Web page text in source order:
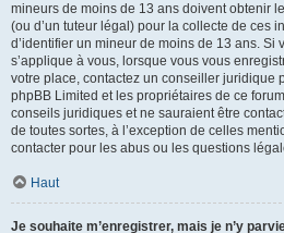
mineurs de moins de 13 ans doivent obtenir
(ou d’un tuteur légal) pour la collecte de ces
d’identifier un mineur de moins de 13 ans. Si
s’applique à vous, lorsque vous vous
votre place, contactez un conseiller juridique
phpBB Limited et les propriétaires de ce
conseils juridiques et ne sauraient être
de toutes sortes, à l’exception de celles
contacter pour les abus ou les questions
Haut
Je souhaite m’enregistrer, mais je n’y